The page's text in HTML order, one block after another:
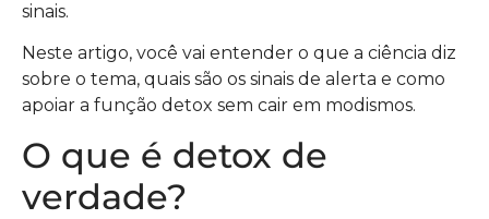
sinais.
Neste artigo, você vai entender o que a ciência diz
sobre o tema, quais são os sinais de alerta e como
apoiar a função detox sem cair em modismos.
O que é detox de
verdade?